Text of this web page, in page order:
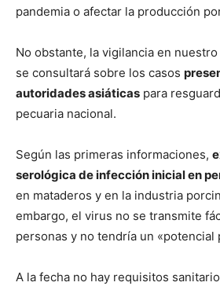
pandemia o afectar la producción
No obstante, la vigilancia en
se consultará sobre los casos
autoridades asiáticas para
pecuaria nacional.
Según las primeras informaciones,
serológica de infección inicial en
en mataderos y en la industria
embargo, el virus no se transmite
personas y no tendría un «potencial
A la fecha no hay requisitos